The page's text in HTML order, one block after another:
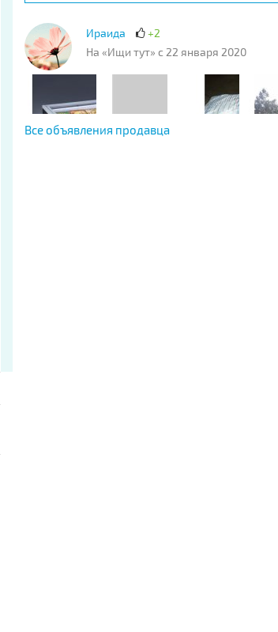
Ираида
+2
На «Ищи тут» с 22 января 2020
Все объявления продавца